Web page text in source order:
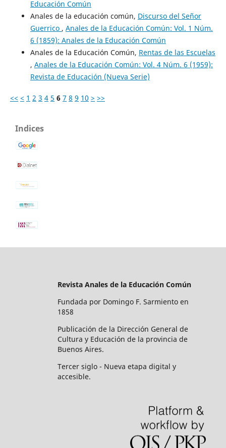
Educación Común
Anales de la educación común, Discurso del Señor
Guerrico , Anales de la Educación Común: Vol. 1 Núm.
6 (1859): Anales de la Educación Común
Anales de la Educación Común, Rentas de las Escuelas
, Anales de la Educación Común: Vol. 4 Núm. 6 (1959):
Revista de Educación (Nueva Serie)
<< < 1 2 3 4 5 6 7 8 9 10 > >>
Indices
Revista Anales de la Educación Común
Fundada por Domingo F. Sarmiento en
1858
Publicación de la Dirección General de
Cultura y Educación de la provincia de
Buenos Aires.
Tercer siglo - Nueva etapa digital y
accesible.